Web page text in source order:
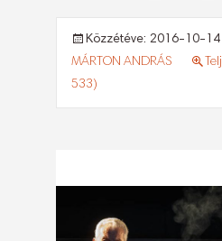
Közzétéve: 2016-10-14
MÁRTON ANDRÁS
533)